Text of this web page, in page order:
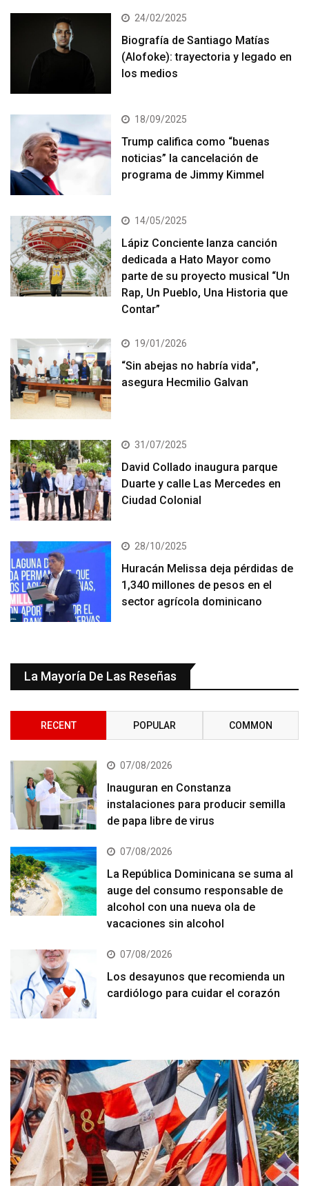
24/02/2025
Biografía de Santiago Matías
(Alofoke): trayectoria y legado en
los medios
18/09/2025
Trump califica como “buenas
noticias” la cancelación de
programa de Jimmy Kimmel
14/05/2025
Lápiz Conciente lanza canción
dedicada a Hato Mayor como
parte de su proyecto musical “Un
Rap, Un Pueblo, Una Historia que
Contar”
19/01/2026
“Sin abejas no habría vida”,
asegura Hecmilio Galvan
31/07/2025
David Collado inaugura parque
Duarte y calle Las Mercedes en
Ciudad Colonial
28/10/2025
Huracán Melissa deja pérdidas de
1,340 millones de pesos en el
sector agrícola dominicano
La Mayoría De Las Reseñas
RECENT POPULAR COMMON
07/08/2026
Inauguran en Constanza
instalaciones para producir semilla
de papa libre de virus
07/08/2026
La República Dominicana se suma al
auge del consumo responsable de
alcohol con una nueva ola de
vacaciones sin alcohol
07/08/2026
Los desayunos que recomienda un
cardiólogo para cuidar el corazón